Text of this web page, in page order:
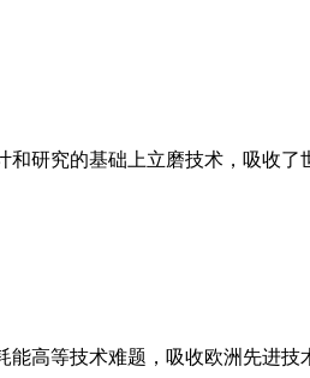
研究的基础上立磨技术，吸收
高等技术难题，吸收欧洲先进